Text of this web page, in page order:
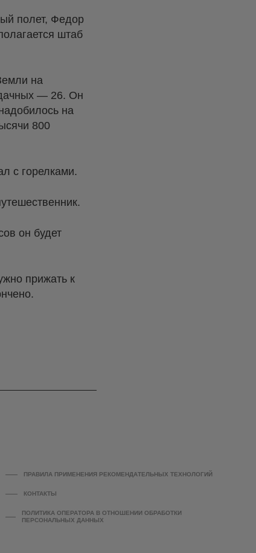
полет, Федор
штаб
на
— 26. Он
на
800
с горелками.
он будет
прижать к
ПРАВИЛА ПРИМЕНЕНИЯ РЕКОМЕНДАТЕЛЬНЫХ ТЕХНОЛОГИЙ
КОНТАКТЫ
ПОЛИТИКА ОПЕРАТОРА В ОТНОШЕНИИ ОБРАБОТКИ
ПЕРСОНАЛЬНЫХ ДАННЫХ